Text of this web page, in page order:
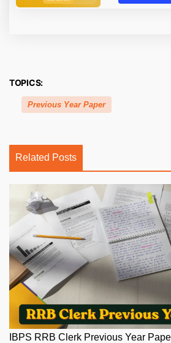
TOPICS:
Previous Year Paper
Related Posts
IBPS RRB Clerk Previous Year